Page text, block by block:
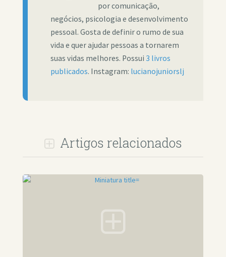
por comunicação,
negócios, psicologia e desenvolvimento
pessoal. Gosta de definir o rumo de sua
vida e quer ajudar pessoas a tornarem
suas vidas melhores. Possui 3 livros
publicados. Instagram: lucianojuniorslj
Artigos relacionados